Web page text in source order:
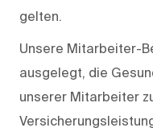
gelten.
Unsere Mitarbeiter-
ausgelegt, die
unserer Mitarbeiter